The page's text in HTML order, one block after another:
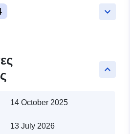
keyboard_arrow_down
keyboard_arrow_up
14 October 2025
13 July 2026